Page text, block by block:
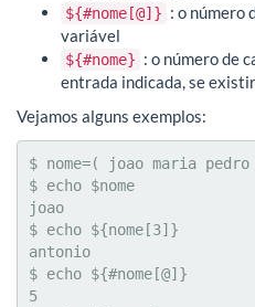
${#nome[@]} : o número
variável
${#nome} : o número de
entrada indicada, se
Vejamos alguns exemplos:
$ nome=( joao maria
$ echo $nome
joao
$ echo ${nome[3]}
antonio
$ echo ${#nome[@]}
5